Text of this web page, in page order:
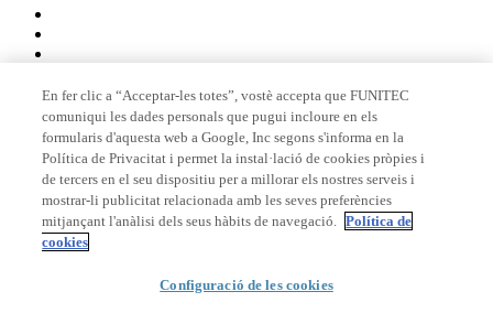
Membre de
Acreditacions
© 2026 La Salle Campus Barcelona - URL |Avís legal
En fer clic a “Acceptar-les totes”, vostè accepta que FUNITEC
comuniqui les dades personals que pugui incloure en els
formularis d'aquesta web a Google, Inc segons s'informa en la
Política de Privacitat i permet la instal·lació de cookies pròpies i
de tercers en el seu dispositiu per a millorar els nostres serveis i
mostrar-li publicitat relacionada amb les seves preferències
mitjançant l'anàlisi dels seus hàbits de navegació. Política de
cookies
Configuració de les cookies